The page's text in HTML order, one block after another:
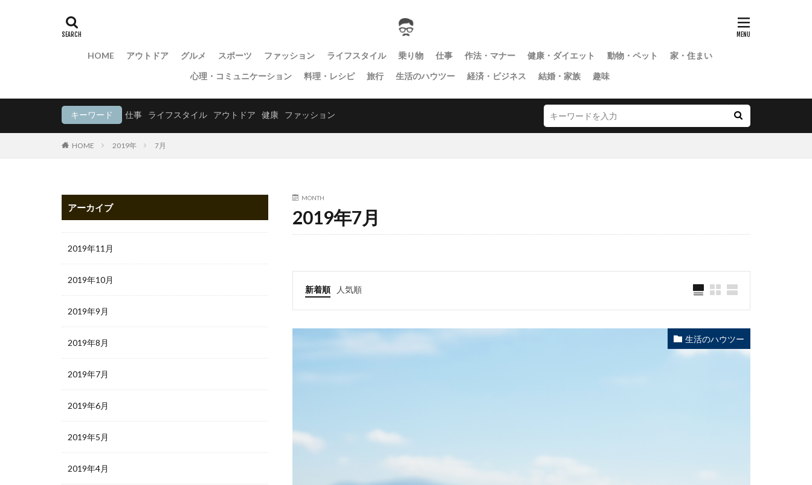
HOME アウトドア グルメ スポーツ ファッション ライフスタイル 乗り物 仕事 作法・マナー 健康・ダイエット 動物・ペット
家・住まい
心理・コミュニケーション
料理・レシピ 旅行 生活のハウツー 経済・ビジネス 結婚・家族 趣味
キーワード 仕事 ライフスタイル アウトドア 健康 ファッション
HOME 2019年 7月
MONTH
2019年7月
新着順 人気順
生活のハウツー
アーカイブ
2019年11月
2019年10月
2019年9月
2019年8月
2019年7月
2019年6月
2019年5月
2019年4月